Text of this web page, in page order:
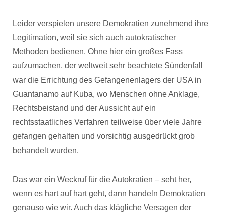
Leider verspielen unsere Demokratien zunehmend ihre
Legitimation, weil sie sich auch autokratischer
Methoden bedienen. Ohne hier ein großes Fass
aufzumachen, der weltweit sehr beachtete Sündenfall
war die Errichtung des Gefangenenlagers der USA in
Guantanamo auf Kuba, wo Menschen ohne Anklage,
Rechtsbeistand und der Aussicht auf ein
rechtsstaatliches Verfahren teilweise über viele Jahre
gefangen gehalten und vorsichtig ausgedrückt grob
behandelt wurden.
Das war ein Weckruf für die Autokratien – seht her,
wenn es hart auf hart geht, dann handeln Demokratien
genauso wie wir. Auch das klägliche Versagen der